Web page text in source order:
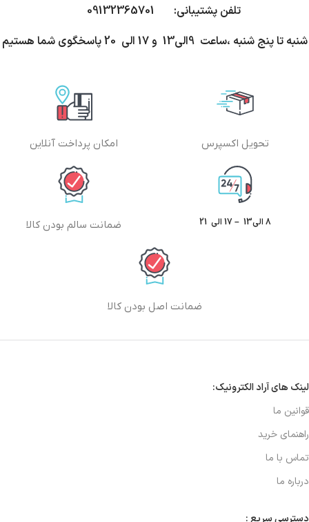
تلفن پشتیبانی: 09132365701
شنبه تا پنج شنبه ،ساعت 9الی13 و 17 الی 20 پاسخگوی شما هستیم
تحویل اکسپرس امکان پرداخت آنلاین
8 الی13 – 17 الی 21 ضمانت سالم بودن کالا
ضمانت اصل بودن کالا
لینک های آراد الکترونیک:
قوانین ما
راهنمای خرید
تماس با ما
درباره ما
دسترسی سریع :